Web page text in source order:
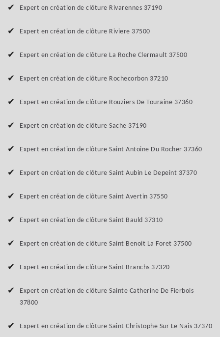
Expert en création de clôture Rivarennes 37190
Expert en création de clôture Riviere 37500
Expert en création de clôture La Roche Clermault 37500
Expert en création de clôture Rochecorbon 37210
Expert en création de clôture Rouziers De Touraine 37360
Expert en création de clôture Sache 37190
Expert en création de clôture Saint Antoine Du Rocher 37360
Expert en création de clôture Saint Aubin Le Depeint 37370
Expert en création de clôture Saint Avertin 37550
Expert en création de clôture Saint Bauld 37310
Expert en création de clôture Saint Benoit La Foret 37500
Expert en création de clôture Saint Branchs 37320
Expert en création de clôture Sainte Catherine De Fierbois
37800
Expert en création de clôture Saint Christophe Sur Le Nais 37370